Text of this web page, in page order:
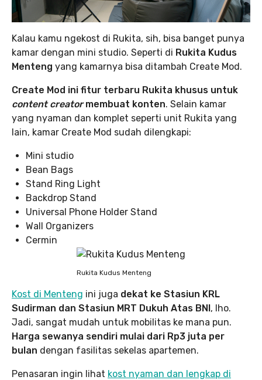
Kalau kamu ngekost di Rukita, sih, bisa banget punya
kamar dengan mini studio. Seperti di Rukita Kudus
Menteng yang kamarnya bisa ditambah Create Mod.
Create Mod ini fitur terbaru Rukita khusus untuk
content creatormembuat konten. Selain kamar
yang nyaman dan komplet seperti unit Rukita yang
lain, kamar Create Mod sudah dilengkapi:
Mini studio
Bean Bags
Stand Ring Light
Backdrop Stand
Universal Phone Holder Stand
Wall Organizers
Cermin
Rukita Kudus Menteng
Kost di Menteng ini juga dekat ke Stasiun KRL
Sudirman dan Stasiun MRT Dukuh Atas BNI, lho.
Jadi, sangat mudah untuk mobilitas ke mana pun.
Harga sewanya sendiri mulai dari Rp3 juta per
bulan dengan fasilitas sekelas apartemen.
Penasaran ingin lihat kost nyaman dan lengkap di